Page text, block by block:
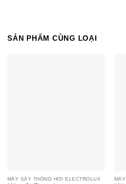
SẢN PHẨM CÙNG LOẠI
MÁY SẤY THÔNG HƠI ELECTROLUX